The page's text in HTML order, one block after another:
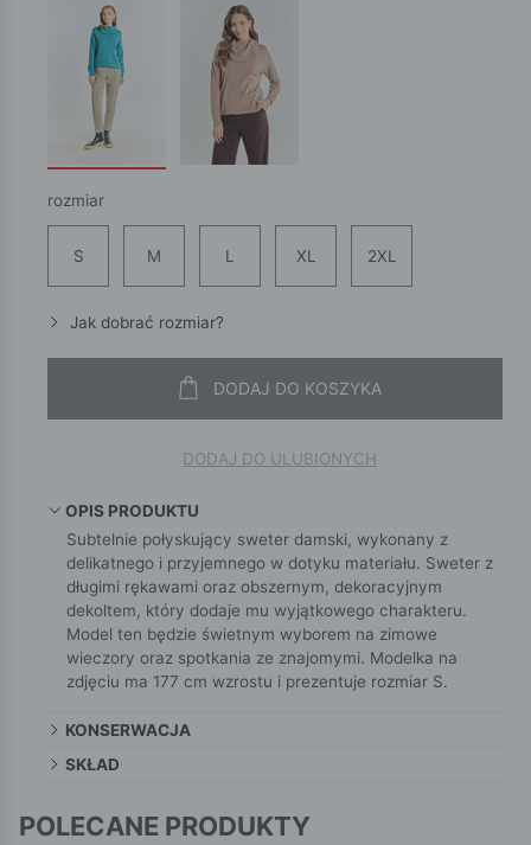
rozmiar
S M L XL 2XL
Jak dobrać rozmiar?
DODAJ DO KOSZYKA
DODAJ DO ULUBIONYCH
OPIS PRODUKTU
Subtelnie połyskujący sweter damski, wykonany z
delikatnego i przyjemnego w dotyku materiału. Sweter z
długimi rękawami oraz obszernym, dekoracyjnym
dekoltem, który dodaje mu wyjątkowego charakteru.
Model ten będzie świetnym wyborem na zimowe
wieczory oraz spotkania ze znajomymi. Modelka na
zdjęciu ma 177 cm wzrostu i prezentuje rozmiar S.
KONSERWACJA
SKŁAD
POLECANE PRODUKTY